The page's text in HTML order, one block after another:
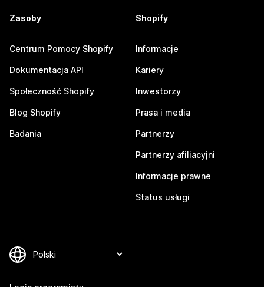
Zasoby
Centrum Pomocy Shopify
Dokumentacja API
Społeczność Shopify
Blog Shopify
Badania
Shopify
Informacje
Kariery
Inwestorzy
Prasa i media
Partnerzy
Partnerzy afiliacyjni
Informacje prawne
Status usługi